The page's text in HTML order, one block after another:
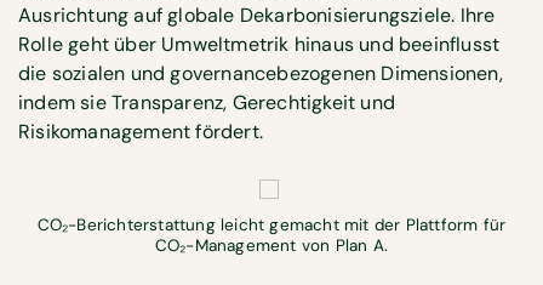
Ausrichtung auf globale Dekarbonisierungsziele. Ihre
Rolle geht über Umweltmetrik hinaus und beeinflusst
die sozialen und governancebezogenen Dimensionen,
indem sie Transparenz, Gerechtigkeit und
Risikomanagement fördert.
CO₂-Berichterstattung leicht gemacht mit der Plattform für
CO₂-Management von Plan A.